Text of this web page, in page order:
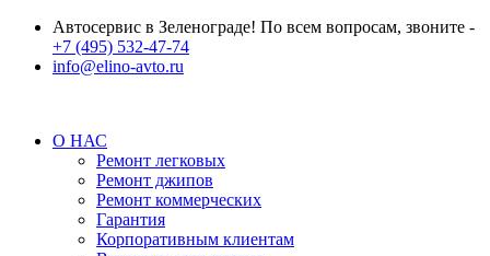
Автосервис в Зеленограде! По всем вопросам, звоните -
+7 (495) 532-47-74
info@elino-avto.ru
О НАС
Ремонт легковых
Ремонт джипов
Ремонт коммерческих
Гарантия
Корпоративным клиентам